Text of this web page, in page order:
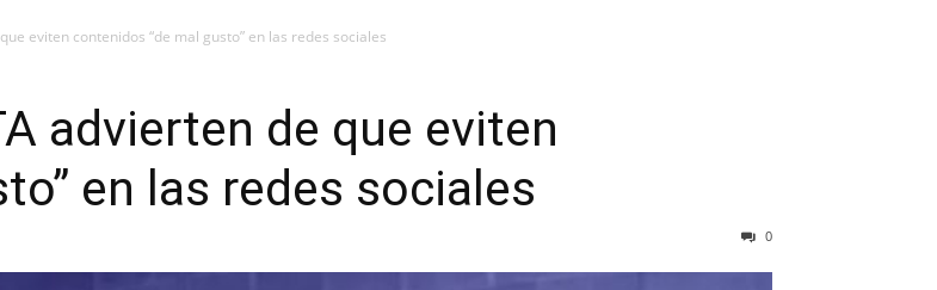
eviten contenidos “de mal gusto” en las redes sociales
advierten de que eviten
en las redes sociales
0